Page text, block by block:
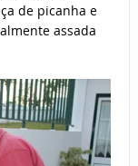
de picanha e
assada